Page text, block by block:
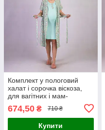
Комплект у пологовий
халат і сорочка віскоза,
для вагітних і мам-
674,50 ₴ 710 ₴
Купити